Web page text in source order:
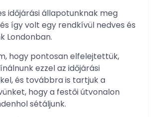
időjárási állapotunknak meg
így volt egy rendkívül nedves és
Londonban.
hogy pontosan elfelejtettük,
ezzel az időjárási
és továbbra is tartjuk a
hogy a festői útvonalon
sétáljunk.